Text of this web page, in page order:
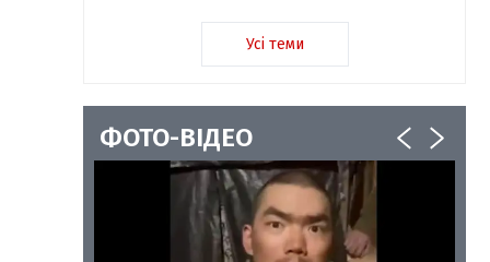
Усі теми
ФОТО-ВІДЕО